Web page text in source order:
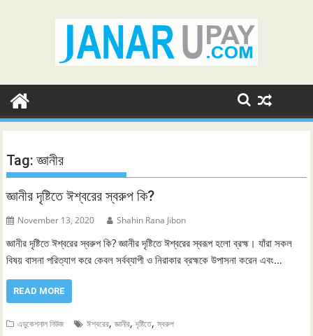
Tag:জ্ঞানীর
জ্ঞানীর দৃষ্টিতে ঈশ্বরের স্বরুপ কি?
November 13, 2020 Shahin Rana Jibon
জ্ঞানীর দৃষ্টিতে ঈশ্বরের স্বরুপ কি? জ্ঞানীর দৃষ্টিতে ঈশ্বরের স্বরূপ হলাে ব্রহ্ম। যাঁরা সকল
বিষয় বাসনা পরিত্যাগ করে কেবল সর্বব্যাপী ও নিরাকার ব্রহ্মকে উপাসনা করেন এবং…
READ MORE
এডুকেশনাল নিউজ ঈশ্বরের,জ্ঞানীর,দৃষ্টিতে,স্বরুপ